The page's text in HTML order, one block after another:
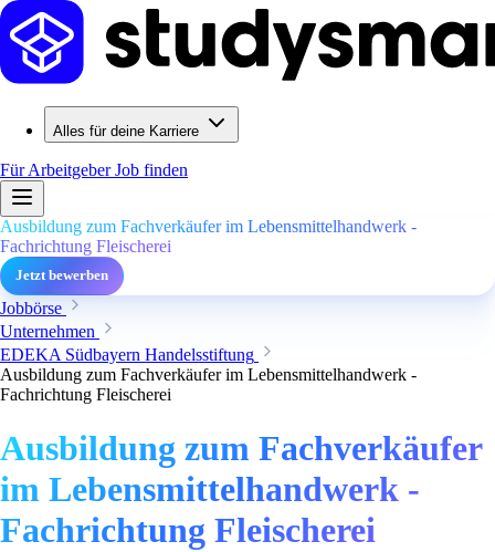
Alles für deine Karriere
Für ArbeitgeberJob finden
Ausbildung zum Fachverkäufer im Lebensmittelhandwerk -
Fachrichtung Fleischerei
Jetzt bewerben
Jobbörse
Unternehmen
EDEKA Südbayern Handelsstiftung
Ausbildung zum Fachverkäufer im Lebensmittelhandwerk -
Fachrichtung Fleischerei
Ausbildung zum Fachverkäufer
im Lebensmittelhandwerk -
Fachrichtung Fleischerei